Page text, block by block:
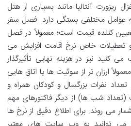
ریزورت آنتالیا مانند بسیاری از هتل
عوامل مختلفی بستگی دارد. فصل سفر
کننده قیمت است؛ معمولاً در فصل
تعطیلات خاص نرخ اقامت افزایش می
می کنید نیز در هزینه نهایی تأثیرگذار
ارزان تر از سوئیت ها یا اتاق هایی
نفرات بزرگسال و کودکان همراه و
شب ها) از دیگر فاکتورهای مهم
می روند. برای اطلاع دقیق از نرخ ها